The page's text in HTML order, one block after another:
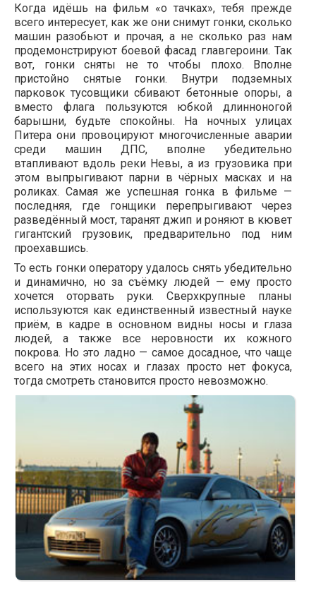
Когда идёшь на фильм «о тачках», тебя прежде
всего интересует, как же они снимут гонки, сколько
машин разобьют и прочая, а не сколько раз нам
продемонстрируют боевой фасад главгероини. Так
вот, гонки сняты не то чтобы плохо. Вполне
пристойно снятые гонки. Внутри подземных
парковок тусовщики сбивают бетонные опоры, а
вместо флага пользуются юбкой длинноногой
барышни, будьте спокойны. На ночных улицах
Питера они провоцируют многочисленные аварии
среди машин ДПС, вполне убедительно
втапливают вдоль реки Невы, а из грузовика при
этом выпрыгивают парни в чёрных масках и на
роликах. Самая же успешная гонка в фильме —
последняя, где гонщики перепрыгивают через
разведённый мост, таранят джип и роняют в кювет
гигантский грузовик, предварительно под ним
проехавшись.
То есть гонки оператору удалось снять убедительно
и динамично, но за съёмку людей — ему просто
хочется оторвать руки. Сверхкрупные планы
используются как единственный известный науке
приём, в кадре в основном видны носы и глаза
людей, а также все неровности их кожного
покрова. Но это ладно — самое досадное, что чаще
всего на этих носах и глазах просто нет фокуса,
тогда смотреть становится просто невозможно.